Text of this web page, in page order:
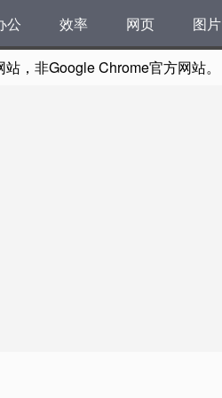
公 效率 网页 图片
，非Google Chrome官方网站。